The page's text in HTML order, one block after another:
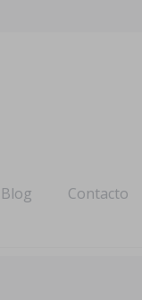
Blog Contacto